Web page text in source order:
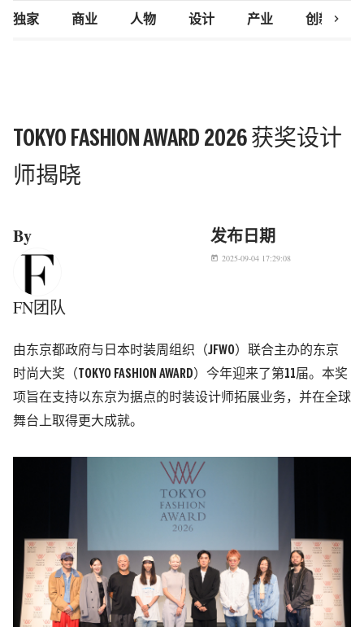
独家 商业 人物 设计 产业 创新研究
chevron_right
TOKYO FASHION AWARD 2026 获奖设计
师揭晓
By
FN团队
发布日期
today 2025-09-04 17:29:08
由东京都政府与日本时装周组织（JFWO）联合主办的东京
时尚大奖（TOKYO FASHION AWARD）今年迎来了第11届。本奖
项旨在支持以东京为据点的时装设计师拓展业务，并在全球
舞台上取得更大成就。